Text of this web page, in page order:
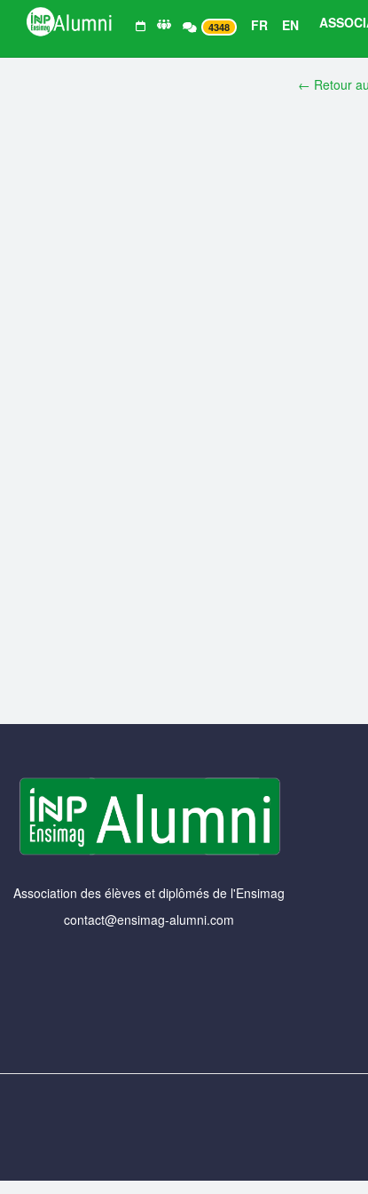
4348 FR EN
← Retour
Association des élèves et diplômés de l'Ensimag
contact@ensimag-alumni.com